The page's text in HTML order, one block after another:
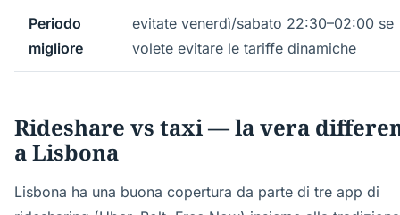
Periodo
migliore
evitate venerdì/sabato 22:30–02:00 se
volete evitare le tariffe dinamiche
Rideshare vs taxi — la vera
a Lisbona
Lisbona ha una buona copertura da parte di tre app di